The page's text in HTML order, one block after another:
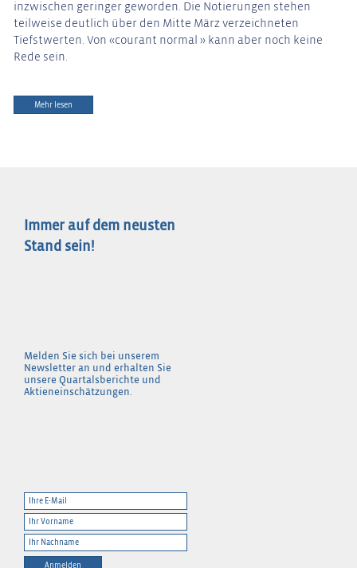
inzwischen geringer geworden. Die Notierungen stehen
teilweise deutlich über den Mitte März verzeichneten
Tiefstwerten. Von «courant normal » kann aber noch keine
Rede sein.
Mehr lesen
Immer auf dem neusten
Stand sein!
Melden Sie sich bei unserem
Newsletter an und erhalten Sie
unsere Quartalsberichte und
Aktieneinschätzungen.
Anmelden